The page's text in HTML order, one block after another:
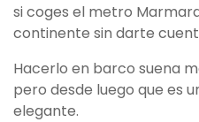
si coges el metro
continente sin darte
Hacerlo en barco suena
pero desde luego que es
elegante.